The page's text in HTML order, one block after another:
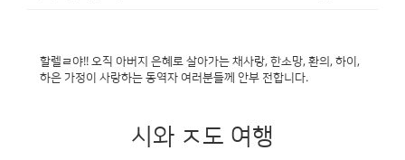
할렐ㄹ야!! 오직 아버지 은혜로 살아가는 채사랑, 한소망, 환의, 하이,
하은 가정이 사랑하는 동역자 여러분들께 안부 전합니다.
시와 ㅈ도 여행